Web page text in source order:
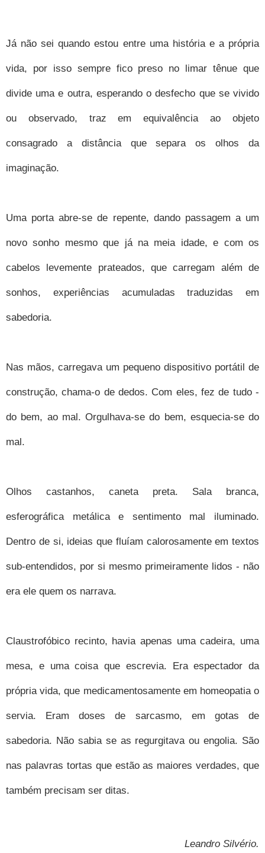
Já não sei quando estou entre uma história e a própria
vida, por isso sempre fico preso no limar tênue que
divide uma e outra, esperando o desfecho que se vivido
ou observado, traz em equivalência ao objeto
consagrado a distância que separa os olhos da
imaginação.
Uma porta abre-se de repente, dando passagem a um
novo sonho mesmo que já na meia idade, e com os
cabelos levemente prateados, que carregam além de
sonhos, experiências acumuladas traduzidas em
sabedoria.
Nas mãos, carregava um pequeno dispositivo portátil de
construção, chama-o de dedos. Com eles, fez de tudo -
do bem, ao mal. Orgulhava-se do bem, esquecia-se do
mal.
Olhos castanhos, caneta preta. Sala branca,
esferográfica metálica e sentimento mal iluminado.
Dentro de si, ideias que fluíam calorosamente em textos
sub-entendidos, por si mesmo primeiramente lidos - não
era ele quem os narrava.
Claustrofóbico recinto, havia apenas uma cadeira, uma
mesa, e uma coisa que escrevia. Era espectador da
própria vida, que medicamentosamente em homeopatia o
servia. Eram doses de sarcasmo, em gotas de
sabedoria. Não sabia se as regurgitava ou engolia. São
nas palavras tortas que estão as maiores verdades, que
também precisam ser ditas.
Leandro Silvério.